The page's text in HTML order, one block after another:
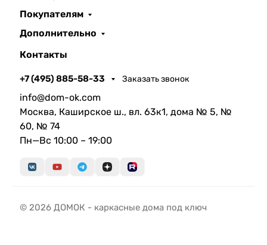
Покупателям
Дополнительно
Контакты
+7 (495) 885-58-33 Заказать звонок
info@dom-ok.com
Москва, Каширское ш., вл. 63к1, дома № 5, №
60, № 74
Пн—Вс 10:00 – 19:00
© 2026 ДОМОК - каркасные дома под ключ